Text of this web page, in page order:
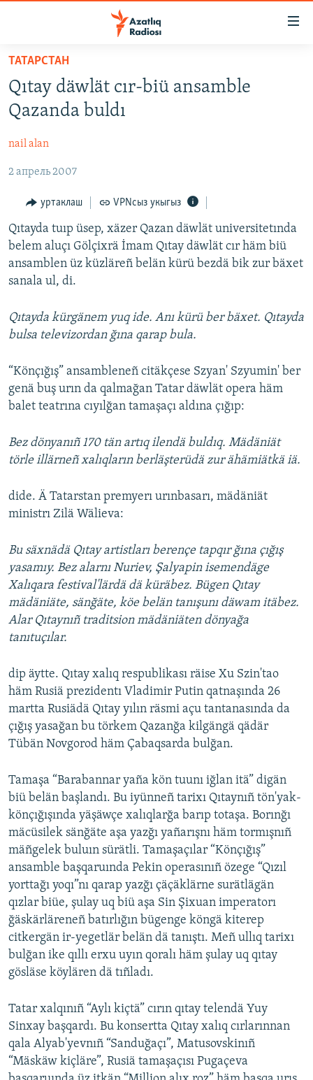
төп
төп
меню
ЯҢАЛЫКЛАР
БАШКОРТСТАН
КЫРЫМ
ТАТАР-БАШКОРТ ДӨНЬЯСЫ
СУГЫШ
БЕЗНЕ ТОМАЛАДЫЛАР
ШӘЛКЕМНӘР
ӘҢГӘМӘ
ДИНИ ТОРМЫШ
ФӘН-ФӘСМӘТӘН
КИНОХАНӘ
ДӨНЬЯ ХӘЛЛӘРЕ
ӘЙДӘ ONLINE
IDEL.РЕАЛИИ
БЕЗГӘ КУШЫЛЫГЫЗ!
БАШКА ТЕЛЛӘРДӘ
ТАТАРСТАН
Qıtay däwlät cır-biü ansamble
Qazanda buldı
nail alan
2 апрель 2007
уртаклаш VPNсыз укыгыз
Qıtayda tuıp üsep, xäzer Qazan däwlät universitetında
belem aluçı Gölçixrä İmam Qıtay däwlät cır häm biü
ansamblen üz küzläreñ belän kürü bezdä bik zur bäxet
sanala ul, di.
Qıtayda kürgänem yuq ide. Anı kürü ber bäxet. Qıtayda
bulsa televizordan ğına qarap bula.
“Könçığış” ansambleneñ citäkçese Szyan' Szyumin' ber
genä buş urın da qalmağan Tatar däwlät opera häm
balet teatrına cıyılğan tamaşaçı aldına çığıp:
Bez dönyanıñ 170 tän artıq ilendä buldıq. Mädäniät
törle illärneñ xalıqların berläşterüdä zur ähämiätkä iä.
dide. Ä Tatarstan premyerı urınbasarı, mädäniät
ministrı Zilä Wälieva:
Bu säxnädä Qıtay artistları berençe tapqır ğına çığış
yasamıy. Bez alarnı Nuriev, Şalyapin isemendäge
Xalıqara festival'lärdä dä küräbez. Bügen Qıtay
mädäniäte, sänğäte, köe belän tanışunı däwam itäbez.
Alar Qıtaynıñ traditsion mädäniäten dönyağa
tanıtuçılar.
dip äytte. Qıtay xalıq respublikası räise Xu Szin'tao
häm Rusiä prezidentı Vladimir Putin qatnaşında 26
martta Rusiädä Qıtay yılın räsmi açu tantanasında da
çığış yasağan bu törkem Qazanğa kilgängä qädär
Tübän Novgorod häm Çabaqsarda bulğan.
Tamaşa “Barabannar yaña kön tuunı iğlan itä” digän
biü belän başlandı. Bu iyünneñ tarixı Qıtaynıñ tön'yak-
könçığışında yäşäwçe xalıqlarğa barıp totaşa. Borınğı
mäcüsilek sänğäte aşa yazğı yañarışnı häm tormışnıñ
mäñgelek buluın sürätli. Tamaşaçılar “Könçığış”
ansamble başqaruında Pekin operasınıñ özege “Qızıl
yorttağı yoqı”nı qarap yazğı çäçäklärne surätlägän
qızlar biüe, şulay uq biü aşa Sin Şixuan imperatorı
ğäskärläreneñ batırlığın bügenge köngä kiterep
citkergän ir-yegetlär belän dä tanıştı. Meñ ullıq tarixı
bulğan ike qıllı erxu uyın qoralı häm şulay uq qıtay
gösläse köylären dä tıñladı.
Tatar xalqınıñ “Aylı kiçtä” cırın qıtay telendä Yuy
Sinxay başqardı. Bu konsertta Qıtay xalıq cırlarınnan
qala Alyab'yevnıñ “Sanduğaçı”, Matusovskinıñ
“Mäskäw kiçläre”, Rusiä tamaşaçısı Pugaçeva